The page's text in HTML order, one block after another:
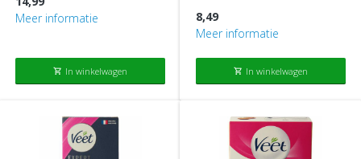
Meer informatie
shopping_cart In winkelwagen
8,49
Meer informatie
shopping_cart In winkelwagen